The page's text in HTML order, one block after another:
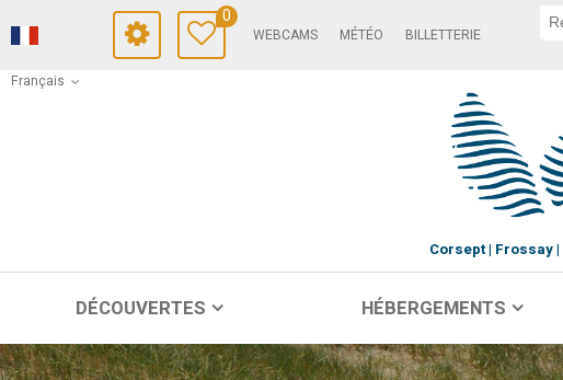
Français
0
WEBCAMS MÉTÉO BILLETTERIE
Corsept Frossay
DÉCOUVERTES HÉBERGEMENTS